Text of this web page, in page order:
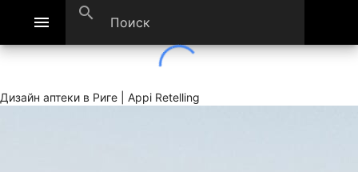
menu search
Дизайн аптеки в Риге | Appi Retelling